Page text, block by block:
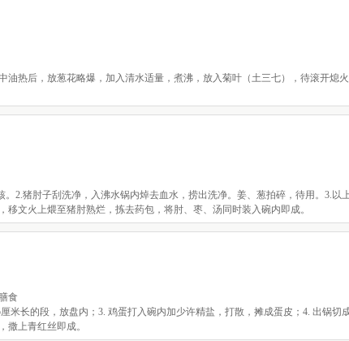
油热后，放葱花略爆，加入清水适量，煮沸，放入菊叶（土三七），待滚开熄
。2.猪肘子刮洗净，入沸水锅内焯去血水，捞出洗净。姜、葱拍碎，待用。3.以
文火上煨至猪肘熟烂，拣去药包，将肘、枣、汤同时装入碗内即成。
食
米长的段，放盘内；3. 鸡蛋打入碗内加少许精盐，打散，摊成蛋皮；4. 出锅切
撒上青红丝即成。